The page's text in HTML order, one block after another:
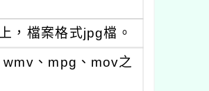
，檔案格式jpg檔。
、mpg、mov之